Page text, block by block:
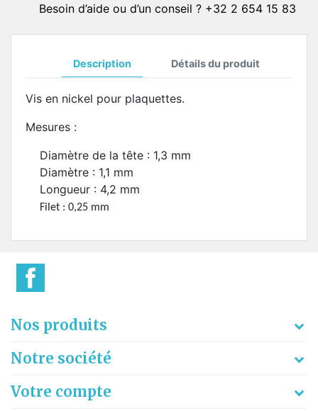
Besoin d’aide ou d’un conseil ? +32 2 654 15 83
Description Détails du produit
Vis en nickel pour plaquettes.
Mesures :
Diamètre de la tête : 1,3 mm
Diamètre : 1,1 mm
Longueur : 4,2 mm
Filet : 0,25 mm
Nos produits
Notre société
Votre compte